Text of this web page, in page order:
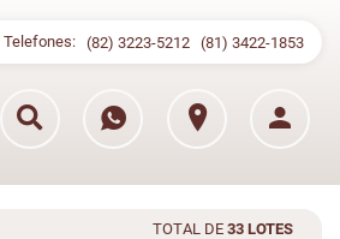
Telefones: (82) 3223-5212 (81) 3422-1853
TOTAL DE 33 LOTES